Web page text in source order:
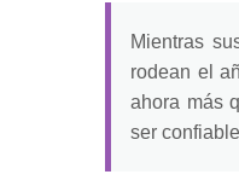
Mientras
rodean el
ahora más
ser